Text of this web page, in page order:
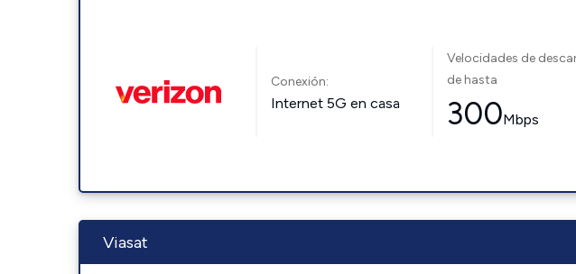
Conexión:
Internet 5G en casa
Velocidades de
de hasta
300Mbps
Viasat